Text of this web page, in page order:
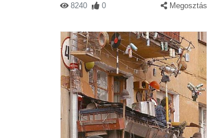
8240 0 Megosztás